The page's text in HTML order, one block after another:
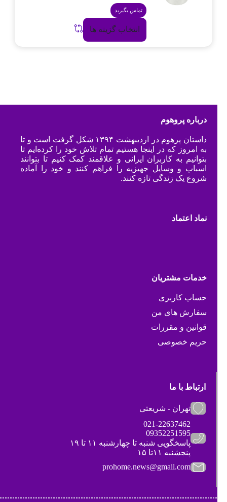
تماس بگیرید
انتخاب گزینه ها
درباره پروهوم
داستان پرهوم در اردیبهشت ۱۳۹۴ شکل گرفت است و تا
به امروز که در اینجا هستیم تمام تلاش خود را کرده‌ایم تا
بتوانیم به کاربران ایرانی و علاقمند کمک کنیم تا بتوانند
اسباب و وسایل جهیزیه را فراهم کنند و خود را آماده
شروع یک زندگی تازه کنند.
نماد اعتماد
خدمات مشتریان
حساب کاربری
سفارش های من
قوانین و مقررات
حریم خصوصی
ارتباط با ما
تهران - شریعتی
021-22637462
09352251595
پاسخگویی شنبه تا چهارشنبه ۱۱ تا ۱۹
پنجشنبه ۱۱تا ۱۵
prohome.news@gmail.com